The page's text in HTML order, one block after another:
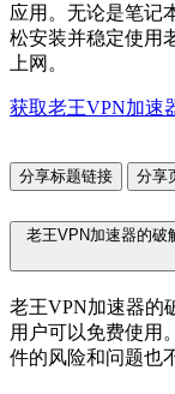
应用。无论是笔记
松安装并稳定使用
上网。
获取老王VPN加速
分享标题链接 分享
老王VPN加速器的破
老王VPN加速器的
用户可以免费使用
件的风险和问题也